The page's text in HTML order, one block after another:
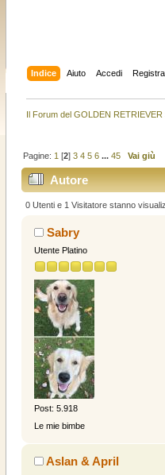
Indice Aiuto Accedi
Il Forum del GOLDEN RETRIEVER
Pagine: 1 [2] 3 4 5 6 ... 45 Vai giù
Autore
0 Utenti e 1 Visitatore stanno
Sabry
Utente Platino
Post: 5.918
Le mie bimbe
Aslan & April